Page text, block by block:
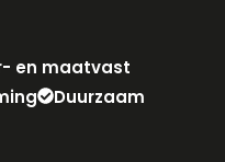
en maatvast
Duurzaam